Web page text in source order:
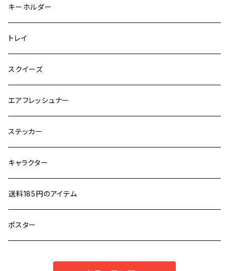
キーホルダー
トレイ
スクイーズ
エアフレッシュナー
ステッカー
キャラクター
送料185円のアイテム
ポスター